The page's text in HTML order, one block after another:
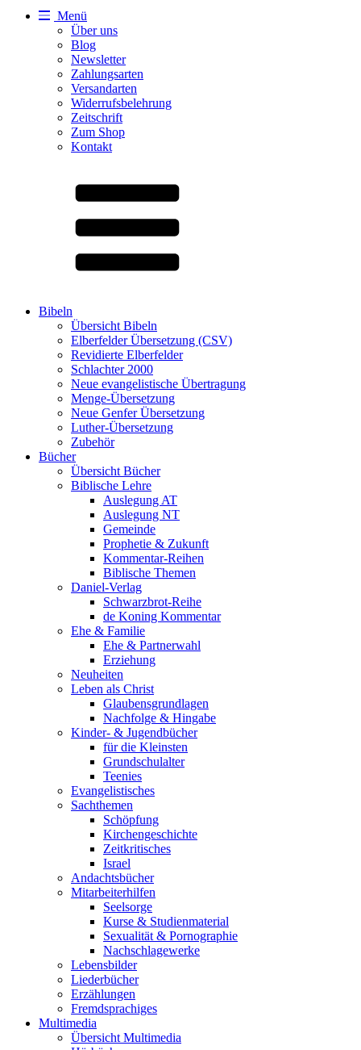
Menü
Über uns
Blog
Newsletter
Zahlungsarten
Versandarten
Widerrufsbelehrung
Zeitschrift
Zum Shop
Kontakt
Bibeln
Übersicht Bibeln
Elberfelder Übersetzung (CSV)
Revidierte Elberfelder
Schlachter 2000
Neue evangelistische Übertragung
Menge-Übersetzung
Neue Genfer Übersetzung
Luther-Übersetzung
Zubehör
Bücher
Übersicht Bücher
Biblische Lehre
Auslegung AT
Auslegung NT
Gemeinde
Prophetie & Zukunft
Kommentar-Reihen
Biblische Themen
Daniel-Verlag
Schwarzbrot-Reihe
de Koning Kommentar
Ehe & Familie
Ehe & Partnerwahl
Erziehung
Neuheiten
Leben als Christ
Glaubensgrundlagen
Nachfolge & Hingabe
Kinder- & Jugendbücher
für die Kleinsten
Grundschulalter
Teenies
Evangelistisches
Sachthemen
Schöpfung
Kirchengeschichte
Zeitkritisches
Israel
Andachtsbücher
Mitarbeiterhilfen
Seelsorge
Kurse & Studienmaterial
Sexualität & Pornographie
Nachschlagewerke
Lebensbilder
Liederbücher
Erzählungen
Fremdsprachiges
Multimedia
Übersicht Multimedia